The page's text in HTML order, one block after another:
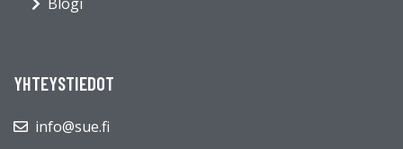
YHTEYSTIEDOT
info@sue.fi